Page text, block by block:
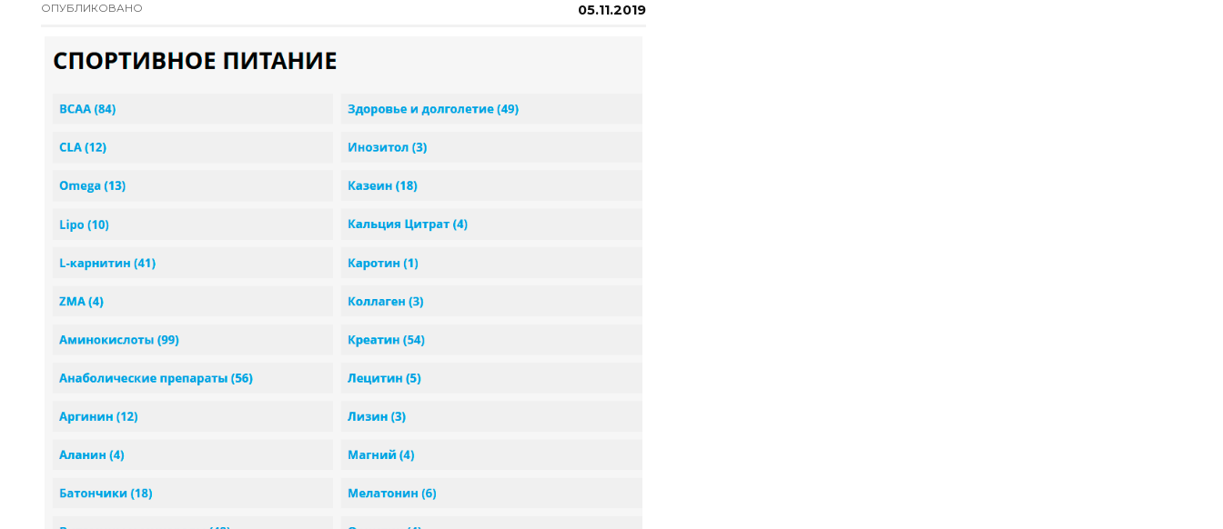
ОПУБЛИКОВАНО 05.11.2019